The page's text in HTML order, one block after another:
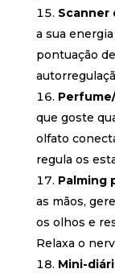
Scanner
a sua
pontuação de
que goste
olfato
regula os
Palming
as mãos,
os olhos e
Relaxa o
Mini-